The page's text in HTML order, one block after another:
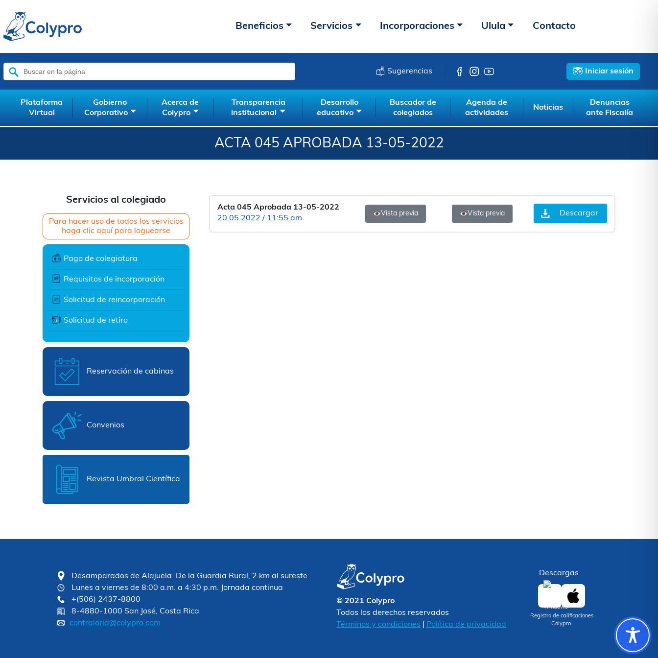
Beneficios Servicios Incorporaciones Ulula Contacto
Buscar:
Sugerencias Iniciar sesión
Plataforma
Virtual
Gobierno
Corporativo
Acerca de
Colypro
Transparencia
institucional
Desarrollo
educativo
Buscador de
colegiados
Agenda de
actividades
Noticias
Denuncias
ante Fiscalía
ACTA 045 APROBADA 13-05-2022
Servicios al colegiado
Para hacer uso de todos los servicios
haga clic aquí para loguearse
Pago de colegiatura
Requisitos de incorporación
Solicitud de reincorporación
Solicitud de retiro
Reservación de cabinas
Convenios
Revista Umbral Científica
Acta 045 Aprobada 13-05-2022
20.05.2022 / 11:55 am
Vista previa Vista previa Descargar
Desamparados de Alajuela. De la Guardia Rural, 2 km al sureste
Lunes a viernes de 8:00 a.m. a 4:30 p.m. Jornada continua
+(506) 2437-8800
8-4880-1000 San José, Costa Rica
contraloria@colypro.com
© 2021 Colypro
Todos los derechos reservados
Términos y condiciones
Política de privacidad
Descargas
Registro de calificaciones
Colypro.